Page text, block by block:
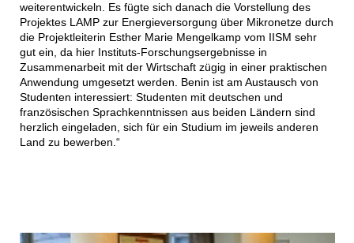
weiterentwickeln. Es fügte sich danach die Vorstellung des
Projektes LAMP zur Energieversorgung über Mikronetze durch
die Projektleiterin Esther Marie Mengelkamp vom IISM sehr
gut ein, da hier Instituts-Forschungsergebnisse in
Zusammenarbeit mit der Wirtschaft zügig in einer praktischen
Anwendung umgesetzt werden. Benin ist am Austausch von
Studenten interessiert: Studenten mit deutschen und
französischen Sprachkenntnissen aus beiden Ländern sind
herzlich eingeladen, sich für ein Studium im jeweils anderen
Land zu bewerben.“